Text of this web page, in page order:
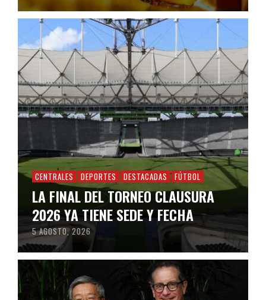
CENTRALES DEPORTES DESTACADAS FÚTBOL
LA FINAL DEL TORNEO CLAUSURA
2026 YA TIENE SEDE Y FECHA
5 AGOSTO, 2026